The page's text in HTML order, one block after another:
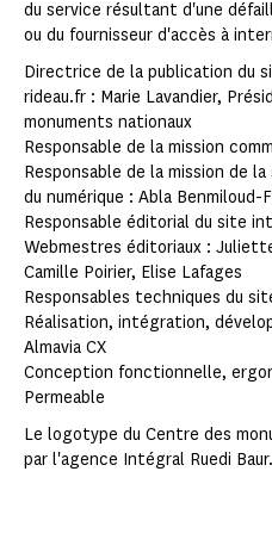
du service résultant d'une
ou du fournisseur d'accès à
Directrice de la publication du
rideau.fr : Marie Lavandier,
monuments nationaux
Responsable de la mission
Responsable de la mission de
du numérique : Abla Benmiloud-
Responsable éditorial du site
Webmestres éditoriaux :
Camille Poirier, Elise Lafages
Responsables techniques du
Réalisation, intégration,
Almavia CX
Conception fonctionnelle,
Permeable
Le logotype du Centre des
par l'agence Intégral Ruedi Baur.